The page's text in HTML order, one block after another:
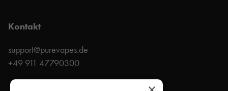
Kontakt
support@purevapes.de
+49 911 47790300